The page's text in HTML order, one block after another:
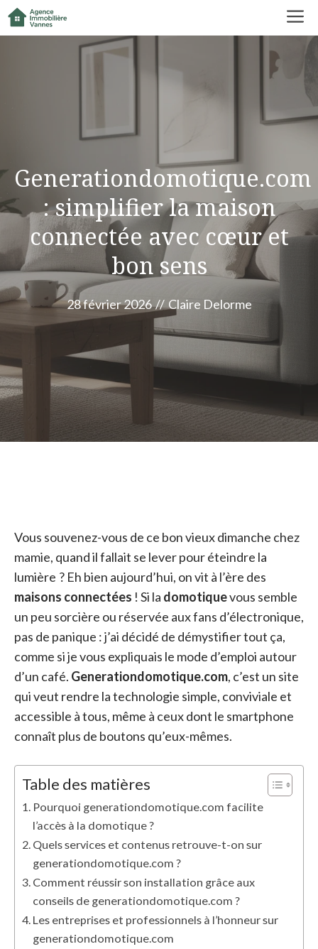
Aller
au
Generationdomotique.com
: simplifier la maison
connectée avec cœur et
bon sens
28 février 2026 // Claire Delorme
Vous souvenez-vous de ce bon vieux dimanche chez
mamie, quand il fallait se lever pour éteindre la
lumière ? Eh bien aujourd’hui, on vit à l’ère des
maisons connectées ! Si la domotiquevous semble
un peu sorcière ou réservée aux fans d’électronique,
pas de panique : j’ai décidé de démystifier tout ça,
comme si je vous expliquais le mode d’emploi autour
d’un café. Generationdomotique.com, c’est un site
qui veut rendre la technologie simple, conviviale et
accessible à tous, même à ceux dont le smartphone
connaît plus de boutons qu’eux-mêmes.
Table des matières
Pourquoi generationdomotique.com facilite
l’accès à la domotique ?
Quels services et contenus retrouve-t-on sur
generationdomotique.com ?
Comment réussir son installation grâce aux
conseils de generationdomotique.com ?
Les entreprises et professionnels à l’honneur sur
generationdomotique.com